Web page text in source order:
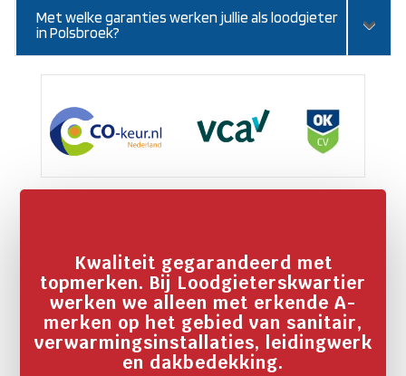
Met welke garanties werken jullie als loodgieter
in Polsbroek?
Kwaliteit gegarandeerd met
topmerken. Bij Loodgieterskwartier
werken we alleen met erkende A-
merken op het gebied van sanitair,
verwarmingsinstallaties, leidingwerk
en dakbedekking.